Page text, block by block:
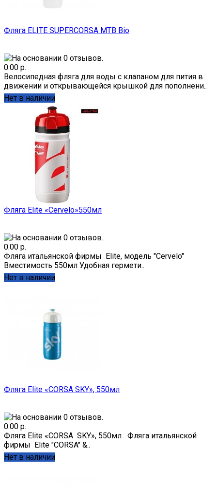
Фляга ELITE SUPERCORSA MTB Bio
0.00 р.
Велосипедная фляга для воды с клапаном для пития в
движении и открывающейся крышкой для пополнени..
Нет в наличии
Фляга Elite «Cervelo»550мл
0.00 р.
Фляга итальянской фирмы Elite, модель "Cervelo"
Вместимость 550мл Удобная гермети..
Нет в наличии
Фляга Elite «CORSA SKY», 550мл
0.00 р.
Фляга Elite «CORSA SKY», 550мл Фляга итальянской
фирмы Elite "CORSA" &..
Нет в наличии